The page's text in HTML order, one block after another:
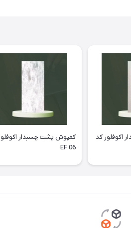
اکوفلور کد
کفپوش پشت چسبدار
EF 06